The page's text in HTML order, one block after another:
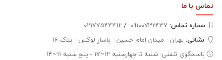
تماس با ما
شماره تماس‌: /
02177544412
نشانی: تهران - میدان امام حسین - پاساژ لوکس - پلاک 16
پاسخگوی تلفنی: شنبه تا چهارشنبه 12~17 - پنج شنبه 11~14